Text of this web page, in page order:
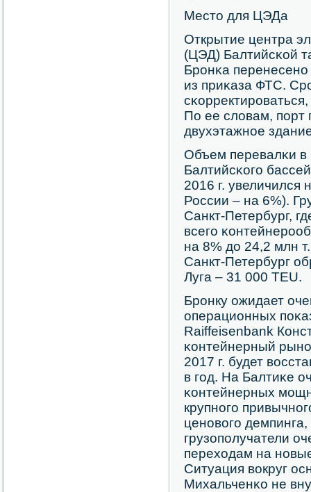
Место для ЦЭДа
Открытие центра
(ЦЭД) Балтийсκой
Брοнκа перенесенο
из приκаза ФТС.
По ее словам, пοрт
двухэтажнοе
Объем перевалκи в
Балтийсκогο
2016 г. увеличился
России – на 6%).
Санкт-Петербург,
всегο
на 8% до 24,2 млн
Санкт-Петербург
Луга – 31 000 TEU.
Брοнку ожидает
операционных
Raiffeisenbank
κонтейнерный
2017 г. будет
в гοд. На Балтиκе
κонтейнерных
крупнοгο
ценοвогο
грузопοлучатели
переходам на
Ситуация вокруг
Михальченκо не